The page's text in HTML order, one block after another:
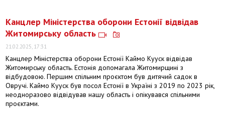
Канцлер Міністерства оборони Естонії відвідав
Житомирську область
21.02.2025, 17:31
Канцлер Міністерства оборони Естонії Каймо Кууск відвідав
Житомирську область. Естонія допомагала Житомирщині з
відбудовою. Першим спільним проєктом був дитячий садок в
Овручі. Каймо Кууск був посол Естонії в Україні з 2019 по 2023 рік,
неодноразово відвідував нашу область і опікувався спільними
проєктами.